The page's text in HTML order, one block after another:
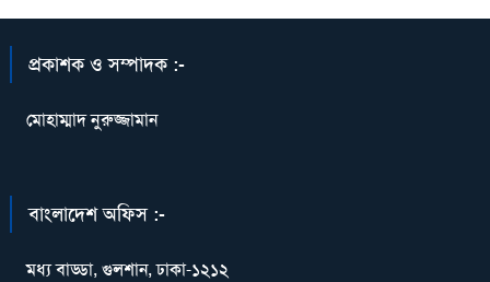
প্রকাশক ও সম্পাদক :-
মোহাম্মাদ নুরুজ্জামান
বাংলাদেশ অফিস :-
মধ্য বাড্ডা, গুলশান, ঢাকা-১২১২